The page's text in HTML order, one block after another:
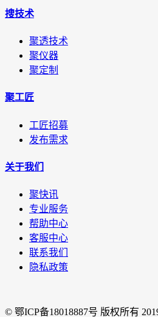
搜技术
聚透技术
聚仪器
聚定制
聚工匠
工匠招募
发布需求
关于我们
聚快讯
专业服务
帮助中心
客服中心
联系我们
隐私政策
© 鄂ICP备18018887号 版权所有